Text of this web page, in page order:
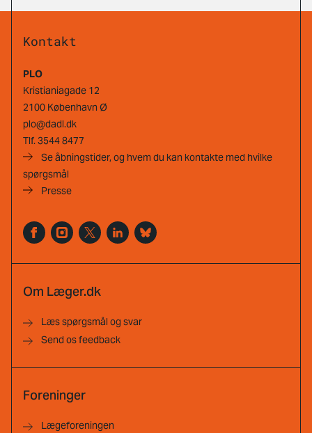
Kontakt
PLO
Kristianiagade 12
2100 København Ø
plo@dadl.dk
Tlf.3544 8477
Se åbningstider, og hvem du kan kontakte med hvilke
spørgsmål
Presse
Om Læger.dk
Læs spørgsmål og svar
Send os feedback
Foreninger
Lægeforeningen